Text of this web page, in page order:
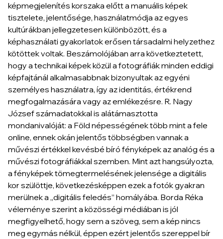
képmegjelenítés korszaka előtt a manuális képek
tisztelete, jelentősége, használatmódja az egyes
kultúrákban jellegzetesen különbözött, és a
képhasználati gyakorlatok erősen társadalmi helyzethez
kötöttek voltak. Beszámolójában arra következtetett,
hogy a technikai képek közül a fotográfiák minden eddigi
képfajtánál alkalmasabbnak bizonyultak az egyéni
személyes használatra, így az identitás, értékrend
megfogalmazására vagy az emlékezésre. R. Nagy
József számadatokkal is alátámasztotta
mondanivalóját: a Föld népességének több mint a fele
online, ennek okán jelentős többségben vannak a
művészi értékkel kevésbé bíró fényképek az analóg és a
művészi fotográfiákkal szemben. Mint azt hangsúlyozta,
a fényképek tömegtermelésének jelensége a digitális
kor szülöttje, következésképpen ezek a fotók gyakran
merülnek a „digitális feledés” homályába. Borda Réka
véleménye szerint a közösségi médiában is jól
megfigyelhető, hogy sem a szöveg, sem a kép nincs
meg egymás nélkül, éppen ezért jelentős szereppel bír